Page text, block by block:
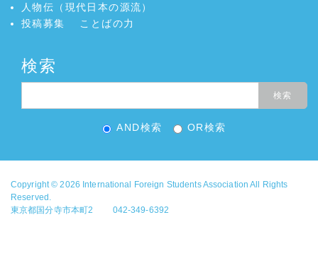
人物伝（現代日本の源流）
投稿募集
ことばの力
検索
AND検索 OR検索
Copyright © 2026 International Foreign Students Association All Rights
Reserved.
東京都国分寺市本町2 042-349-6392